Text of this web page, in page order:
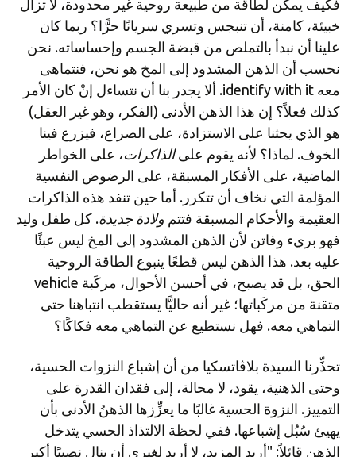
فكيف يمكن لطاقة من طبيعة روحية غير محدودة، لا تزال
خبيئة، كامنة، أن تنبجس وتسري سريانًا حرًّا؟ ربما كان
علينا أن نبدأ بالتملص من قبضة الجسم وإحساساته. نحن
نحسب أن الذهن المشدود إلى المخ هو نحن، فنتماهى
معه identify with it. ألا يجدر بنا أن نتساءل إنْ كان الأمر
كذلك فعلاً؟ إن هذا الذهن الأدنى (الفكر، وهو غير العقل)
هو الذي يحثنا على الاستزادة، على الصراع، فيزرع فينا
الخوف. لماذا؟ لأنه يقوم علىالذاكرات، على الخواطر
الماضية، على الأفكار المسبقة، على الرضوض النفسية
المؤلمة التي نخاف أن تتكرر. أما حين تنفد هذه الذاكرات
العقيمة والأحكام المسبقة فتتم ولادة جديدة. كل طفل وليد
فهو بريء وفاتن لأن الذهن المشدود إلى المخ ليس عبئًا
عليه بعد. هذا الذهن ليس قطعًا ينبوع الطاقة الروحية
الحق، بل قد يصبح، في أحسن الأحوال، مركَبة vehicle
متقنة من مركَباتها؛ غير أنه حاليًّا يستقطب انتباهنا حتى
التماهي معه. فهل نستطيع عن التماهي معه فكاكًا؟
تحذِّرنا السيدة بلاڤاتسكيا من أن إشباع النزوات الحسية،
وحتى الذهنية، يقود، لا محالة، إلى فقدان القدرة على
التمييز. النزوة الحسية غالبًا ما يعزِّزها الذهنُ الأدنى بأن
يهيئ سُبُل إشباعها. ففي لحظة الالتذاذ الحسي يتدخل
الذهن قائلاً: "أريد المزيد، لا أريد لغيري أن ينال نصيبًا أكبر